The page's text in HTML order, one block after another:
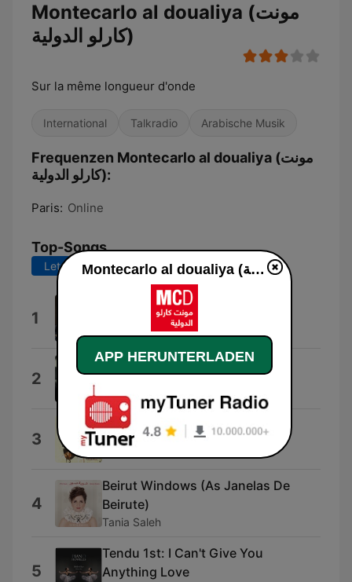
Montecarlo al doualiya (مونت
كارلو الدولية)
Sur la même longueur d'onde
International Talkradio Arabische Musik
Frequenzen Montecarlo al doualiya (مونت
كارلو الدولية):
Paris: Online
Top-Songs
Letzte 7 Tage Letzte 30 Tage
1 Texas Bolero
Mathias Duplessy & Mukhtiyar Ali
2 Mawhoum
3 Hayati
Souad Massi
4
Beirut Windows (As Janelas De
Beirute)
Tania Saleh
5
Tendu 1st: I Can't Give You
Anything Love
Montecarlo al doualiya (مونت كارلو الدولية) live
APP HERUNTERLADEN